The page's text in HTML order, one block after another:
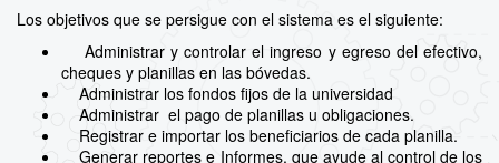
Los objetivos que se persigue con el sistema es el siguiente:
Administrar y controlar el ingreso y egreso del efectivo,
cheques y planillas en las bóvedas.
Administrar los fondos fijos de la universidad
Administrar el pago de planillas u obligaciones.
Registrar e importar los beneficiarios de cada planilla.
Generar reportes e Informes, que ayude al control de los